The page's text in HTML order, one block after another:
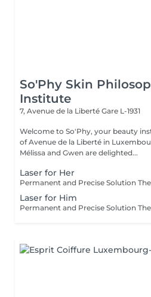
So'Phy Skin
Institute
7, Avenue de la Liberté Gare L-1931
Welcome to So'Phy, your beauty
of Avenue de la Liberté in Luxembourg. Sophie,
Mélissa and Gwen are delighted...
Laser for Her
Laser for Him